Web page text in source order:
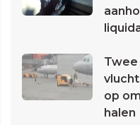
Twee
op
halen